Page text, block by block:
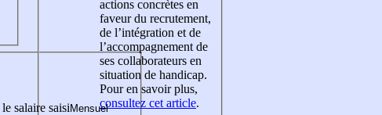
salaire saisi
actions concrètes en
faveur du recrutement,
de l’intégration et de
l’accompagnement de
ses collaborateurs en
situation de handicap.
Pour en savoir plus,
consultez cet article.